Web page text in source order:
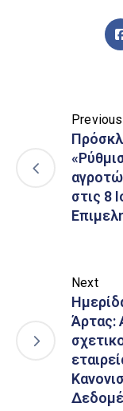
Previous
στις 8
Next
Άρτας: